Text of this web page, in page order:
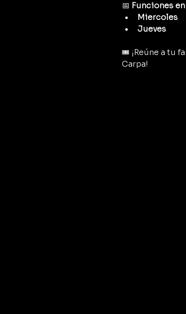
📅 Funciones
Miercoles
Jueves
🎟️ ¡Reúne a tu
Carpa!